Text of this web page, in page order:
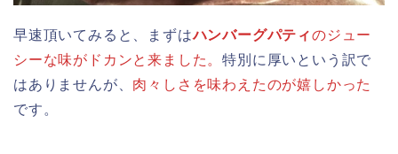
早速頂いてみると、まずはハンバーグパティのジュー
シーな味がドカンと来ました。特別に厚いという訳で
はありませんが、 肉々しさを味わえたのが嬉しかった
です。